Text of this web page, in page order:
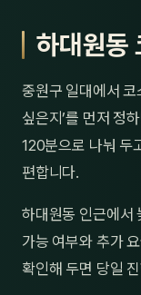
하대원동
중원구 일대에서 코
싶은지’를 먼저 정
120분으로 나눠 두
편합니다.
하대원동 인근에서
가능 여부와 추가
확인해 두면 당일